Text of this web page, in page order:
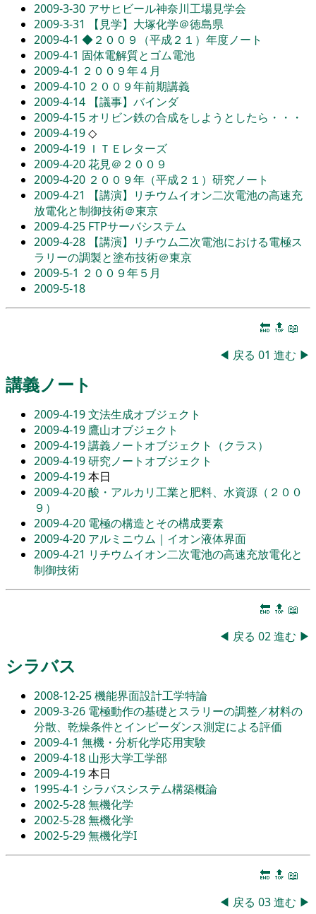
2009-3-30 アサヒビール神奈川工場見学会
2009-3-31
【見学】大塚化学＠徳島県
2009-4-1 ◆２００９（平成２１）年度ノート
2009-4-1 固体電解質とゴム電池
2009-4-1 ２００９年４月
2009-4-10 ２００９年前期講義
2009-4-14
【議事】バインダ
2009-4-15 オリビン鉄の合成をしようとしたら・・・
2009-4-19◇
2009-4-19 ＩＴＥレターズ
2009-4-20花見＠２００９
2009-4-20 ２００９年（平成２１）研究ノート
2009-4-21
【講演】リチウムイオン二次電池の高速充
放電化と制御技術＠東京
2009-4-25 FTPサーバシステム
2009-4-28
【講演】リチウム二次電池における電極ス
ラリーの調製と塗布技術＠東京
2009-5-1 ２００９年５月
2009-5-18
🔚 🔝 📖
◀ 戻る 01 進む ▶
講義ノート
2009-4-19文法生成オブジェクト
2009-4-19 鷹山オブジェクト
2009-4-19講義ノートオブジェクト（クラス）
2009-4-19研究ノートオブジェクト
2009-4-19本日
2009-4-20酸・アルカリ工業と肥料、水資源（２００
９）
2009-4-20 電極の構造とその構成要素
2009-4-20 アルミニウム｜イオン液体界面
2009-4-21 リチウムイオン二次電池の高速充放電化と
制御技術
🔚 🔝 📖
◀ 戻る 02進む ▶
シラバス
2008-12-25機能界面設計工学特論
2009-3-26 電極動作の基礎とスラリーの調整／材料の
分散、乾燥条件とインピーダンス測定による評価
2009-4-1 無機・分析化学応用実験
2009-4-18 山形大学工学部
2009-4-19本日
1995-4-1 シラバスシステム構築概論
2002-5-28無機化学
2002-5-28無機化学
2002-5-29無機化学I
🔚 🔝 📖
◀ 戻る 03進む ▶